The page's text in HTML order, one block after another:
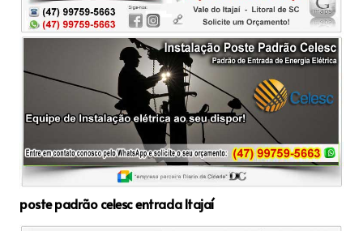
poste padrão celesc entrada Itajaí